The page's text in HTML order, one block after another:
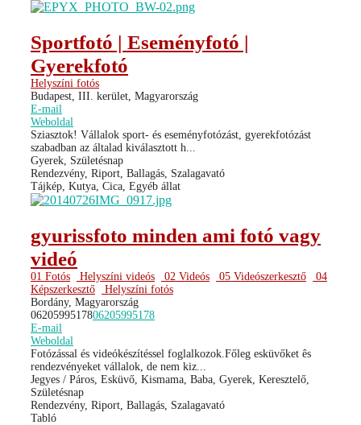
Sportfotó | Eseményfotó |
Gyerekfotó
Helyszíni fotós
Budapest, III. kerület, Magyarország
E-mail
Weboldal
Sziasztok! Vállalok sport- és eseményfotózást, gyerekfotózást
szabadban az általad kiválasztott h...
Gyerek, Születésnap
Rendezvény, Riport, Ballagás, Szalagavató
Tájkép, Kutya, Cica, Egyéb állat
gyurissfoto minden ami fotó vagy
videó
01 Fotós Helyszíni videós 02 Videós 05 Videószerkesztő
04
Képszerkesztő
Helyszíni fotós
Bordány, Magyarország
0620599517806205995178
E-mail
Weboldal
Fotózással és videókészítéssel foglalkozok.Főleg esküvőket ês
rendezvényeket vállalok, de nem kiz...
Jegyes / Páros, Esküvő, Kismama, Baba, Gyerek, Keresztelő,
Születésnap
Rendezvény, Riport, Ballagás, Szalagavató
Tabló